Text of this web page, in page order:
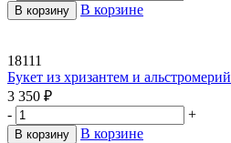
В корзину В корзине
18111
Букет из хризантем и альстромерий
3 350 ₽
-
+
В корзину В корзине